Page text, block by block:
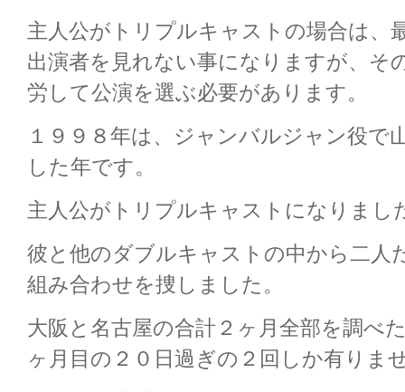
主人公がトリプルキャストの場合は、
出演者を見れない事になりますが、そ
労して公演を選ぶ必要があります。
１９９８年は、ジャンバルジャン役で
した年です。
主人公がトリプルキャストになりまし
彼と他のダブルキャストの中から二人
組み合わせを捜しました。
大阪と名古屋の合計２ヶ月全部を調べ
ヶ月目の２０日過ぎの２回しか有りま